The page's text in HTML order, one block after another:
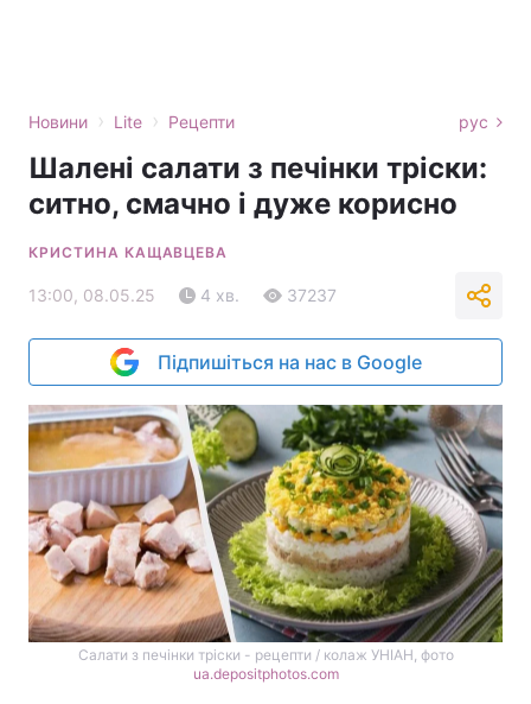
Новини › Lite › Рецепти рус
Шалені салати з печінки тріски:
ситно, смачно і дуже корисно
КРИСТИНА КАЩАВЦЕВА
13:00, 08.05.25 4 хв. 37237
Підпишіться на нас в Google
Салати з печінки тріски - рецепти / колаж УНІАН, фото
ua.depositphotos.com